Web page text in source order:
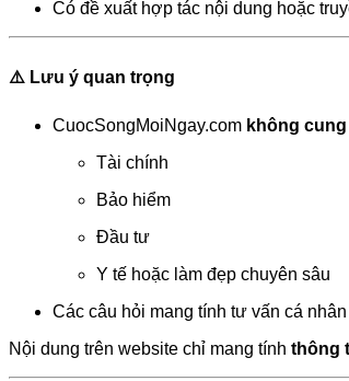
Có đề xuất hợp tác nội dung hoặc
⚠️ Lưu ý quan trọng
CuocSongMoiNgay.com không
Tài chính
Bảo hiểm
Đầu tư
Y tế hoặc làm đẹp chuyên sâu
Các câu hỏi mang tính tư vấn cá
Nội dung trên website chỉ mang tính thông